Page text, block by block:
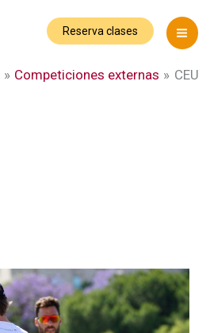
Reserva clases
Competiciones externas CEU